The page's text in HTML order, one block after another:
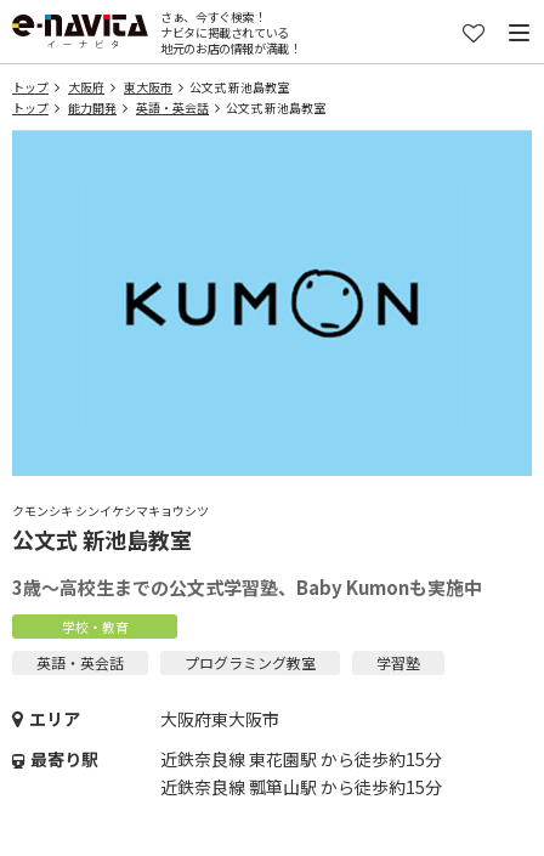
さぁ、今すぐ検索！
ナビタに掲載されている
地元のお店の情報が満載！
トップ 大阪府 東大阪市
公文式 新池島教室
トップ
能力開発 英語・英会話 公文式 新池島教室
クモンシキ シンイケシマキョウシツ
公文式 新池島教室
3歳～高校生までの公文式学習塾、Baby Kumonも実施中
学校・教育
英語・英会話 プログラミング教室 学習塾
エリア
大阪府東大阪市
最寄り駅
近鉄奈良線 東花園駅 から徒歩約15分
近鉄奈良線 瓢箪山駅 から徒歩約15分